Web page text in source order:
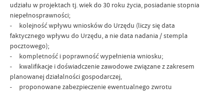
udziału w projektach tj. wiek do 30 roku życia, posiadanie stopnia
niepełnosprawności;
- kolejność wpływu wniosków do Urzędu (liczy się data
faktycznego wpływu do Urzędu, a nie data nadania / stempla
pocztowego);
- kompletność i poprawność wypełnienia wniosku;
- kwalifikacje i doświadczenie zawodowe związane z zakresem
planowanej działalności gospodarczej,
- proponowane zabezpieczenie ewentualnego zwrotu